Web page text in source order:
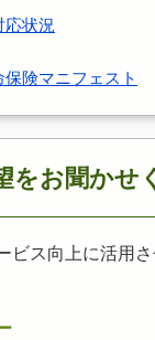
応状況
険マニフェスト
をお聞かせ
ビス向上に活用